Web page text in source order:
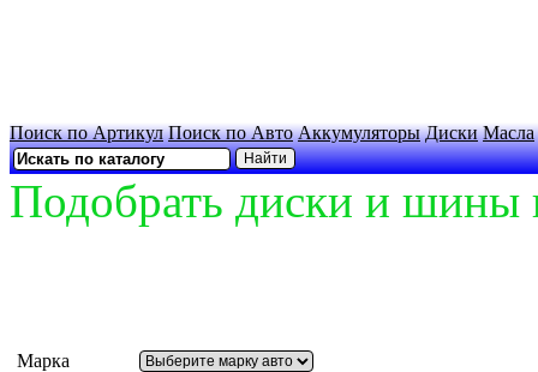
Поиск по Артикул Поиск по Авто Аккумуляторы Диски Масла
Подобрать диски и шины
Марка